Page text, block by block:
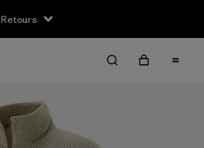
Retours